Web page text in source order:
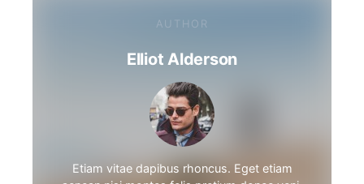
AUTHOR
Elliot Alderson
Etiam vitae dapibus rhoncus. Eget etiam